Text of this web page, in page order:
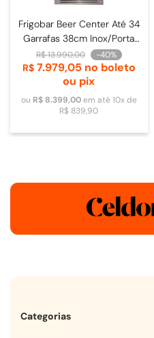
Frigobar Beer Center Até 34
Garrafas 38cm Inox/Porta
de Vidro - 4093840009
R$13.990,00 -40%
R$ 7.979,05 no boleto
ou pix
ou R$ 8.399,00em até10x de
R$ 839,90
Categorias